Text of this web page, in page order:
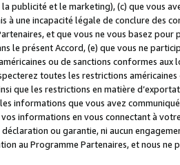
publicité et le marketing), (c) que vous
à une incapacité légale de conclure des
et que vous ne vous basez
le présent Accord, (e) que vous ne
ou de sanctions conformes
toutes les restrictions
que les restrictions en matière
informations que vous avez
informations en vous connectant à
ou garantie, ni aucun
au Programme Partenaires, et nous